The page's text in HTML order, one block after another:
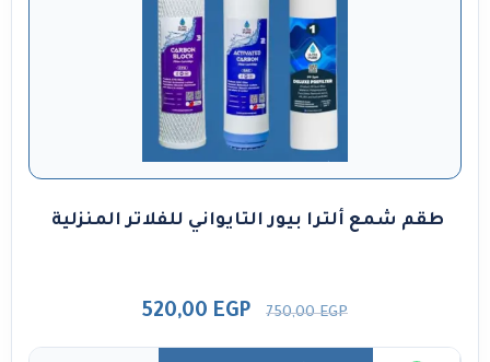
طقم شمع ألترا بيور التايواني للفلاتر المنزلية
750,00EGP
520,00 EGP